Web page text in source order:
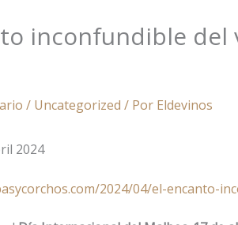
inconfundible
/ Uncategorized / Por Eldevinos
2024
2024/04/el-encanto-